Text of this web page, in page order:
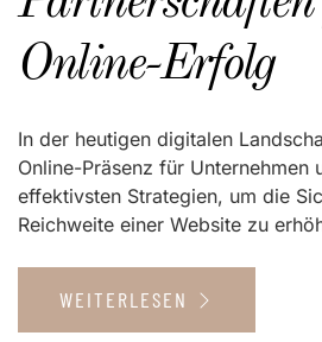
Online-Erfolg
In der heutigen digitalen
Online-Präsenz für Unternehmen
effektivsten Strategien, um die
Reichweite einer Website zu
WEITERLESEN